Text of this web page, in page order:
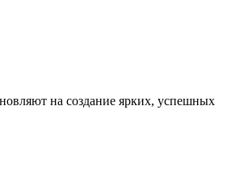
на создание ярких, успешных